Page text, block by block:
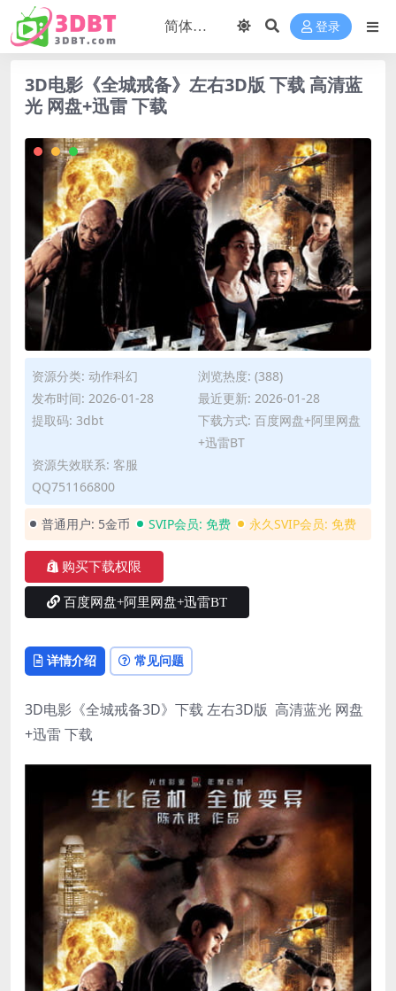
登录
3D电影《全城戒备》左右3D版 下载 高清蓝
光 网盘+迅雷 下载
资源分类: 动作科幻
浏览热度: (388)
发布时间: 2026-01-28
最近更新: 2026-01-28
提取码: 3dbt
下载方式: 百度网盘+阿里网盘
+迅雷BT
资源失效联系: 客服
QQ751166800
普通用户: 5金币 SVIP会员: 免费 永久SVIP会员: 免费
购买下载权限
百度网盘+阿里网盘+迅雷BT
详情介绍 常见问题
3D电影《全城戒备3D》下载 左右3D版 高清蓝光 网盘
+迅雷 下载